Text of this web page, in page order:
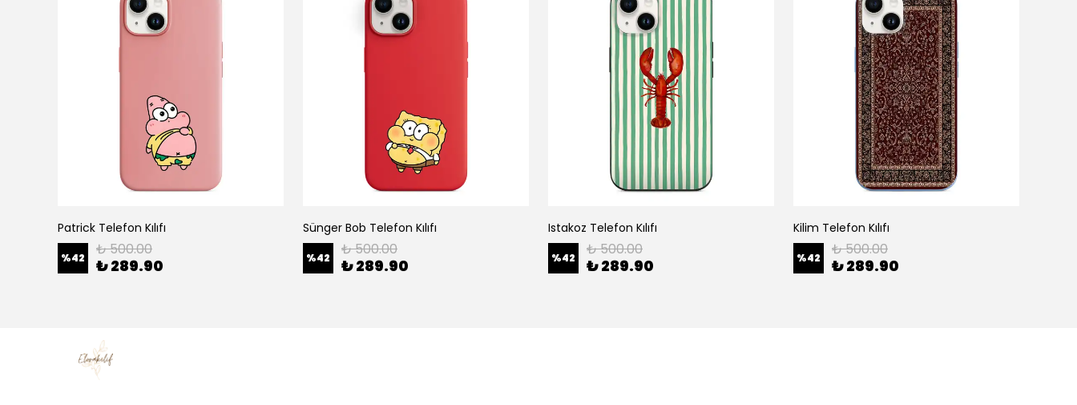
Patrick Telefon Kılıfı
%42 ₺ 500.00
₺ 289.90
Sünger Bob Telefon Kılıfı
%42 ₺ 500.00
₺ 289.90
Istakoz Telefon Kılıfı
%42 ₺ 500.00
₺ 289.90
Kilim Telefon Kılıfı
%42 ₺ 500.00
₺ 289.90